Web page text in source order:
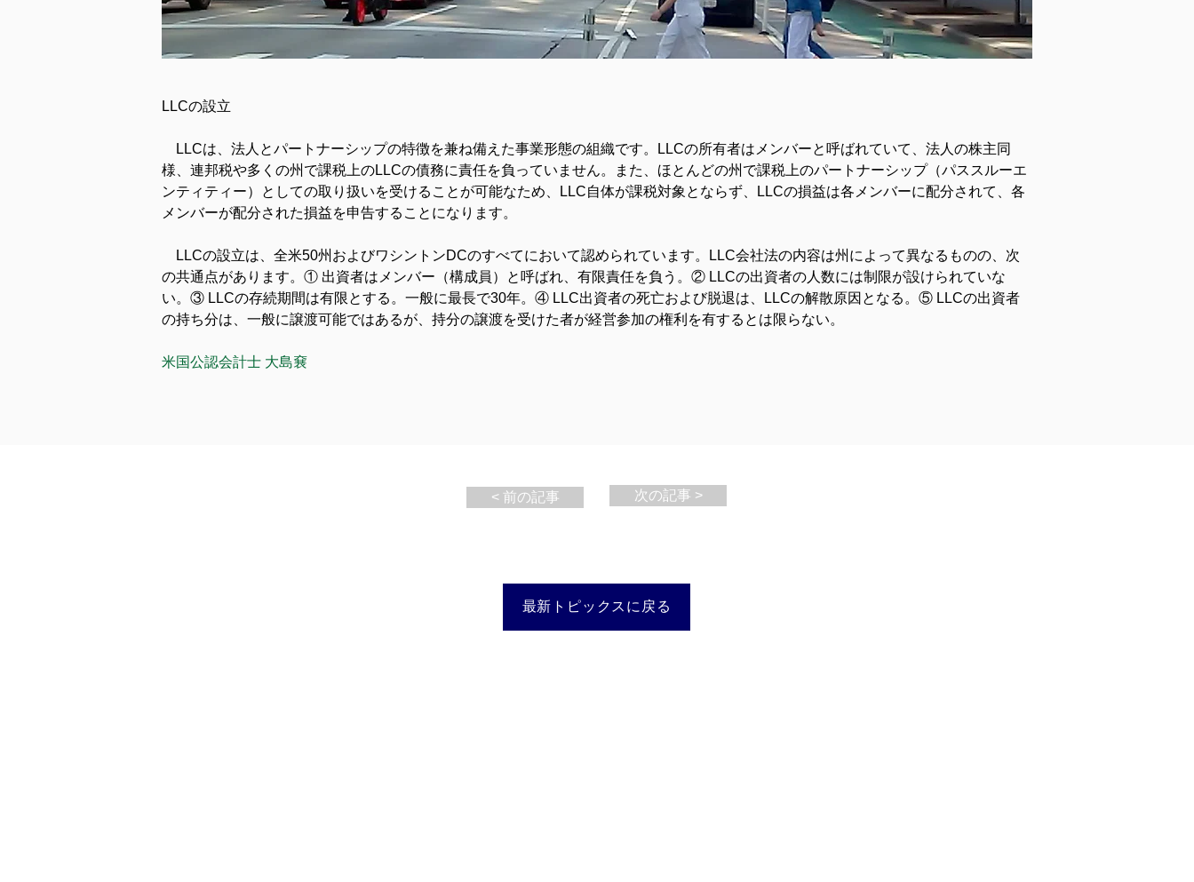
LLCの設立
LLCは、法人とパートナーシップの特徴を兼ね備えた事業形態の組織です。LLCの所有者はメンバーと呼ばれていて、法人の株主同
様、連邦税や多くの州で課税上のLLCの債務に責任を負っていません。また、ほとんどの州で課税上のパートナーシップ（パススルーエ
ンティティー）としての取り扱いを受けることが可能なため、LLC自体が課税対象とならず、LLCの損益は各メンバーに配分されて、各
メンバーが配分された損益を申告することになります。
LLCの設立は、全米50州およびワシントンDCのすべてにおいて認められています。LLC会社法の内容は州によって異なるものの、次
の共通点があります。① 出資者はメンバー（構成員）と呼ばれ、有限責任を負う。② LLCの出資者の人数には制限が設けられていな
い。③ LLCの存続期間は有限とする。一般に最長で30年。④ LLC出資者の死亡および脱退は、LLCの解散原因となる。⑤ LLCの出資者
の持ち分は、一般に譲渡可能ではあるが、持分の譲渡を受けた者が経営参加の権利を有するとは限らない。
米国公認会計士 大島㐮
< 前の記事 次の記事 >
最新トピックスに戻る